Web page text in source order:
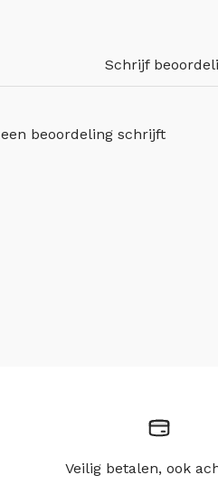
Schrijf
een beoordeling schrijft
Veilig betalen, ook